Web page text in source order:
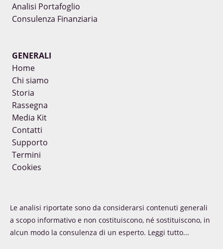
Analisi Portafoglio
Consulenza Finanziaria
GENERALI
Home
Chi siamo
Storia
Rassegna
Media Kit
Contatti
Supporto
Termini
Cookies
Le analisi riportate sono da considerarsi contenuti generali
a scopo informativo e non costituiscono, né sostituiscono, in
alcun modo la consulenza di un esperto. Leggi tutto...